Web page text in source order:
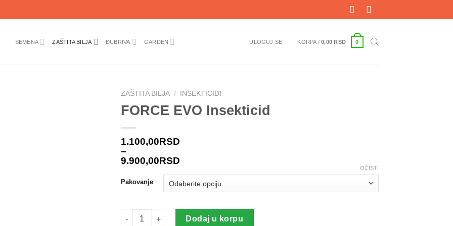
SEMENA ZAŠTITA BILJA ĐUBRIVA GARDEN ULOGUJ SE KORPA /0,00 RSD 0
ZAŠTITA BILJA / INSEKTICIDI
FORCE EVO Insekticid
1.100,00RSD
–
9.900,00RSD
Pakovanje
OČISTI
FORCE EVO Insekticid količina
Dodaj u korpu